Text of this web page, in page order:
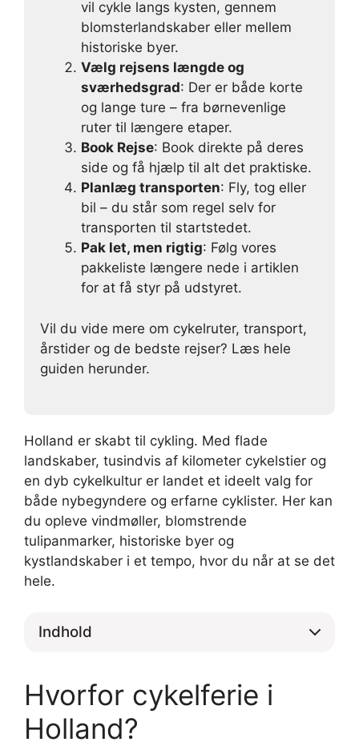
vil cykle langs kysten, gennem
blomsterlandskaber eller mellem
historiske byer.
Vælg rejsens længde og
sværhedsgrad: Der er både korte
og lange ture – fra børnevenlige
ruter til længere etaper.
Book Rejse: Book direkte på deres
side og få hjælp til alt det praktiske.
Planlæg transporten: Fly, tog eller
bil – du står som regel selv for
transporten til startstedet.
Pak let, men rigtig: Følg vores
pakkeliste længere nede i artiklen
for at få styr på udstyret.
Vil du vide mere om cykelruter, transport,
årstider og de bedste rejser? Læs hele
guiden herunder.
Holland er skabt til cykling. Med flade
landskaber, tusindvis af kilometer cykelstier og
en dyb cykelkultur er landet et ideelt valg for
både nybegyndere og erfarne cyklister. Her kan
du opleve vindmøller, blomstrende
tulipanmarker, historiske byer og
kystlandskaber i et tempo, hvor du når at se det
hele.
Indhold
Hvorfor cykelferie i
Holland?